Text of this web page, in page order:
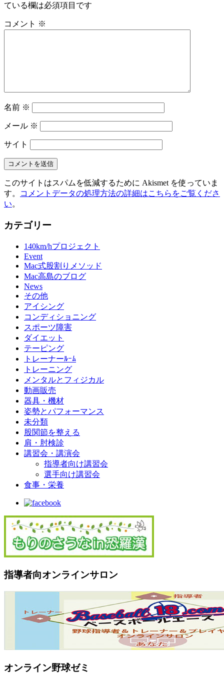
ている欄は必須項目です
コメント ※
名前 ※
メール ※
サイト
このサイトはスパムを低減するために Akismet を使っていま
す。
コメントデータの処理方法の詳細はこちらをご覧くださ
い。
カテゴリー
140km/hプロジェクト
Event
Mac式股割りメソッド
Mac高島のブログ
News
その他
アイシング
コンディショニング
スポーツ障害
ダイエット
テーピング
トレーナーﾙｰﾑ
トレーニング
メンタルとフィジカル
動画販売
器具・機材
姿勢とパフォーマンス
未分類
股関節を整える
肩・肘検診
講習会・講演会
指導者向け講習会
選手向け講習会
食事・栄養
指導者向オンラインサロン
オンライン野球ゼミ